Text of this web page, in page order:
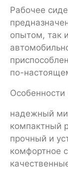
Рабочее
опытом, так
по-
надежный
компактный
прочный и
комфортное